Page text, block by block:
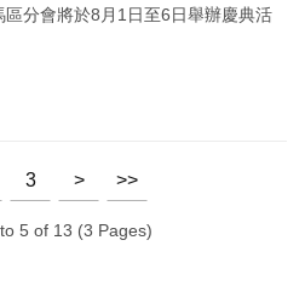
分會將於8月1日至6日舉辦慶典活
3 > >>
5 of 13 (3 Pages)